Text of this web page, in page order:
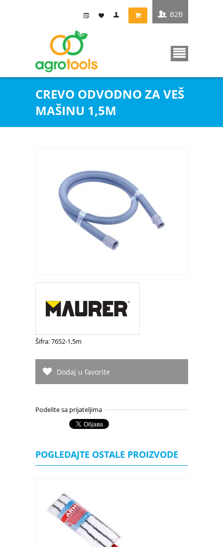
CREVO ODVODNO ZA VEŠ
MAŠINU 1,5M
B2B
Šifra: 7652-1,5m
Dodaj u favorite
Podelite sa prijateljima
POGLEDAJTE OSTALE PROIZVODE